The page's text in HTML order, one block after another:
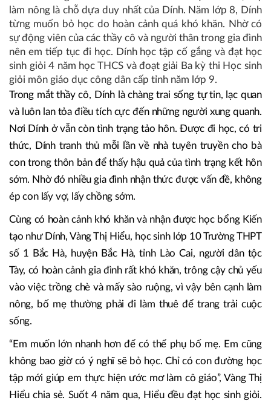
làm nông là chỗ dựa duy nhất của Dính. Năm lớp 8, Dính
từng muốn bỏ học do hoàn cảnh quá khó khăn. Nhờ có
sự động viên của các thầy cô và người thân trong gia đình
nên em tiếp tục đi học. Dính học tập cố gắng và đạt học
sinh giỏi 4 năm học THCS và đoạt giải Ba kỳ thi Học sinh
giỏi môn giáo dục công dân cấp tỉnh năm lớp 9.
Trong mắt thầy cô, Dính là chàng trai sống tự tin, lạc quan
và luôn lan tỏa điều tích cực đến những người xung quanh.
Nơi Dính ở vẫn còn tình trạng tảo hôn. Được đi học, có tri
thức, Dính tranh thủ mỗi lần về nhà tuyên truyền cho bà
con trong thôn bản để thấy hậu quả của tình trạng kết hôn
sớm. Nhờ đó nhiều gia đình nhận thức được vấn đề, không
ép con lấy vợ, lấy chồng sớm.
Cùng có hoàn cảnh khó khăn và nhận được học bổng Kiến
tạo như Dính, Vàng Thị Hiểu, học sinh lớp 10 Trường THPT
số 1 Bắc Hà, huyện Bắc Hà, tỉnh Lào Cai, người dân tộc
Tày, có hoàn cảnh gia đình rất khó khăn, trông cậy chủ yếu
vào việc trồng chè và mấy sào ruộng, vì vậy bên cạnh làm
nông, bố mẹ thường phải đi làm thuê để trang trải cuộc
sống.
“Em muốn lớn nhanh hơn để có thể phụ bố mẹ. Em cũng
không bao giờ có ý nghĩ sẽ bỏ học. Chỉ có con đường học
tập mới giúp em thực hiện ước mơ làm cô giáo”, Vàng Thị
Hiểu chia sẻ. Suốt 4 năm qua, Hiểu đều đạt học sinh giỏi.